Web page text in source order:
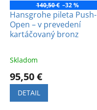
140,50 € –32 %
Hansgrohe pileta Push-
Open – v prevedení
kartáčovaný bronz
Skladom
95,50 €
DETAIL